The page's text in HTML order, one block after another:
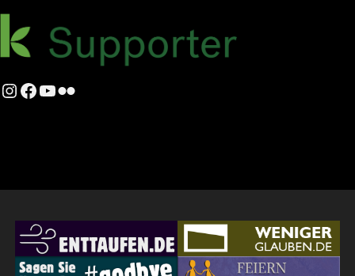
Instagram
Facebook
YouTube
Flickr